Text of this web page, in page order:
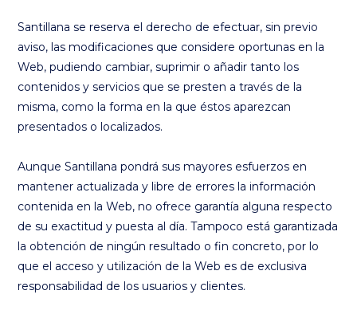
Santillana se reserva el derecho de efectuar, sin previo
aviso, las modificaciones que considere oportunas en la
Web, pudiendo cambiar, suprimir o añadir tanto los
contenidos y servicios que se presten a través de la
misma, como la forma en la que éstos aparezcan
presentados o localizados.
Aunque Santillana pondrá sus mayores esfuerzos en
mantener actualizada y libre de errores la información
contenida en la Web, no ofrece garantía alguna respecto
de su exactitud y puesta al día. Tampoco está garantizada
la obtención de ningún resultado o fin concreto, por lo
que el acceso y utilización de la Web es de exclusiva
responsabilidad de los usuarios y clientes.